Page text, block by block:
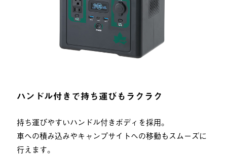
ハンドル付きで持ち運びもラクラク
持ち運びやすいハンドル付きボディを採用。
車への積み込みやキャンプサイトへの移動もスムーズに
行えます。